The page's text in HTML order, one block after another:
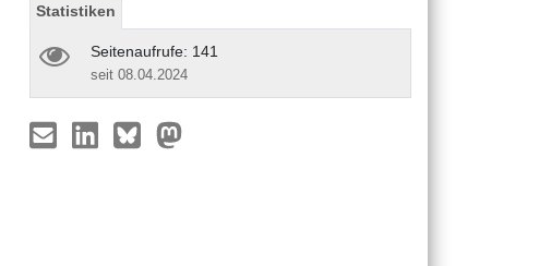
Statistiken
Seitenaufrufe: 141
seit 08.04.2024